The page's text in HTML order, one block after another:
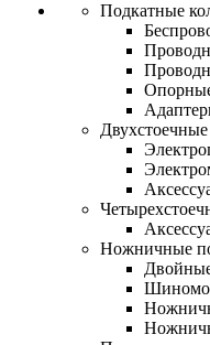
Подкатные
Ножничные